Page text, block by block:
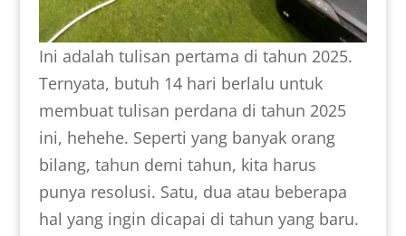
Ini adalah tulisan pertama di tahun 2025.
Ternyata, butuh 14 hari berlalu untuk
membuat tulisan perdana di tahun 2025
ini, hehehe. Seperti yang banyak orang
bilang, tahun demi tahun, kita harus
punya resolusi. Satu, dua atau beberapa
hal yang ingin dicapai di tahun yang baru.